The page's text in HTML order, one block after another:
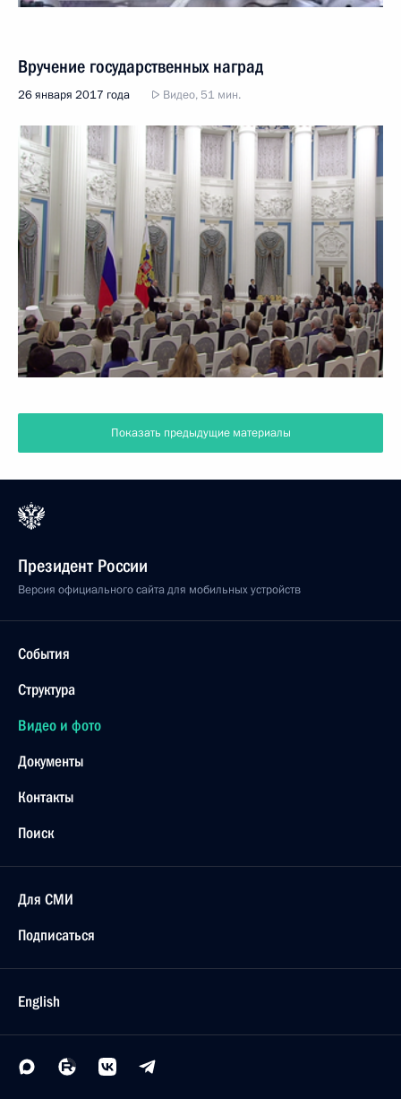
Вручение государственных наград
26 января 2017 года Видео, 51 мин.
Показать предыдущие материалы
Президент России
Версия официального сайта для мобильных устройств
События
Структура
Видео и фото
Документы
Контакты
Поиск
Для СМИ
Подписаться
English